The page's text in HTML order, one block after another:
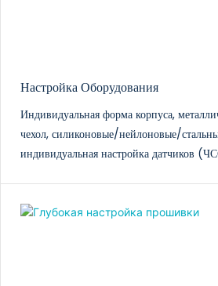
Настройка Оборудования
Индивидуальная форма корпуса,
чехол, силиконовые/нейлоновые/
индивидуальная настройка датчиков